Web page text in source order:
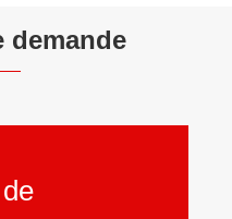
demande